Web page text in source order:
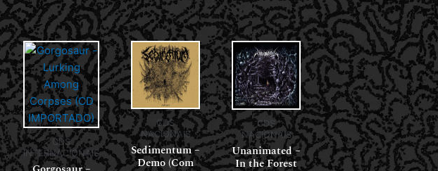
CDS
INTERNACIONAIS
CDS
NACIONAIS
Sedimentum –
Demo (Com
CDS
NACIONAIS
Unanimated –
In the Forest